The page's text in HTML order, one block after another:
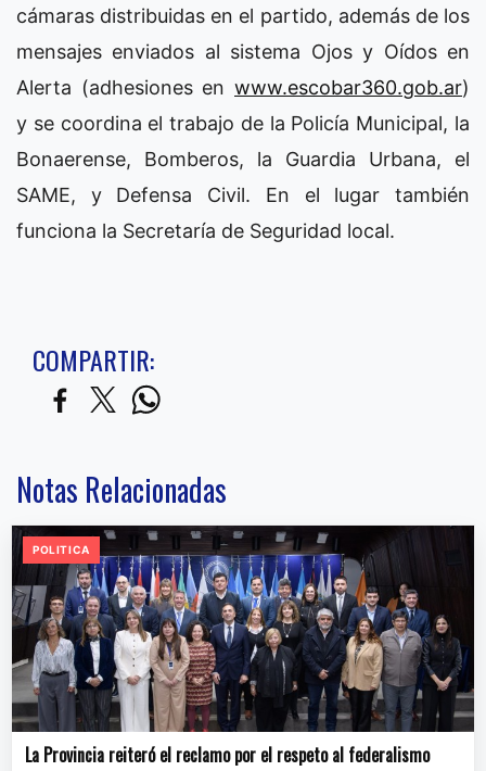
cámaras distribuidas en el partido, además de los
mensajes enviados al sistema Ojos y Oídos en
Alerta (adhesiones en www.escobar360.gob.ar)
y se coordina el trabajo de la Policía Municipal, la
Bonaerense, Bomberos, la Guardia Urbana, el
SAME, y Defensa Civil. En el lugar también
funciona la Secretaría de Seguridad local.
COMPARTIR:
Notas Relacionadas
POLITICA
La Provincia reiteró el reclamo por el respeto al federalismo